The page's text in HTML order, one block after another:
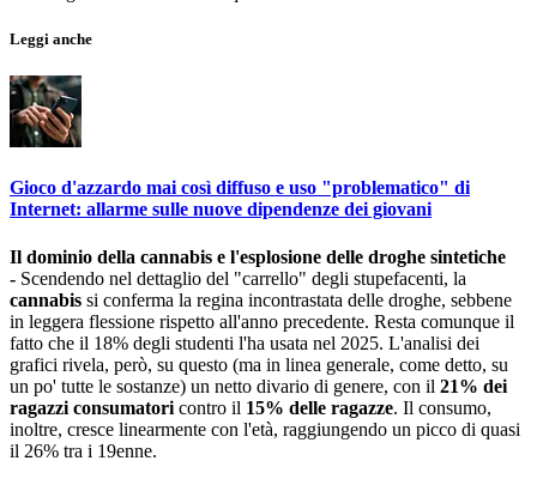
Leggi anche
Gioco d'azzardo mai così diffuso e uso "problematico" di
Internet: allarme sulle nuove dipendenze dei giovani
Il dominio della cannabis e l'esplosione delle droghe sintetiche
- Scendendo nel dettaglio del "carrello" degli stupefacenti, la
cannabis si conferma la regina incontrastata delle droghe, sebbene
in leggera flessione rispetto all'anno precedente. Resta comunque il
fatto che il 18% degli studenti l'ha usata nel 2025. L'analisi dei
grafici rivela, però, su questo (ma in linea generale, come detto, su
un po' tutte le sostanze) un netto divario di genere, con il 21% dei
ragazzi consumatori contro il 15% delle ragazze. Il consumo,
inoltre, cresce linearmente con l'età, raggiungendo un picco di quasi
il 26% tra i 19enne.